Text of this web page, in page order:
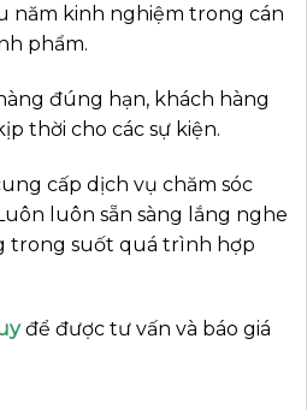
năm kinh nghiệm trong cán
phẩm.
đúng hạn, khách hàng
thời cho các sự kiện.
cấp dịch vụ chăm sóc
luôn sẵn sàng lắng nghe
trong suốt quá trình hợp
để được tư vấn và báo giá